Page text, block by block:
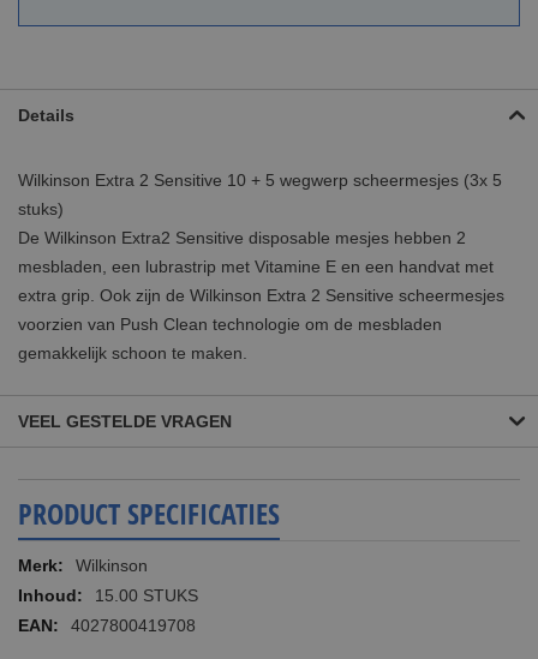
Details
Wilkinson Extra 2 Sensitive 10 + 5 wegwerp scheermesjes (3x 5
stuks)
De Wilkinson Extra2 Sensitive disposable mesjes hebben 2
mesbladen, een lubrastrip met Vitamine E en een handvat met
extra grip. Ook zijn de Wilkinson Extra 2 Sensitive scheermesjes
voorzien van Push Clean technologie om de mesbladen
gemakkelijk schoon te maken.
VEEL GESTELDE VRAGEN
PRODUCT SPECIFICATIES
Meer
informatie
Wilkinson
15.00 STUKS
4027800419708